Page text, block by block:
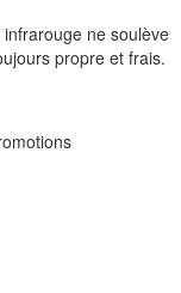
ne soulève
propre et frais.